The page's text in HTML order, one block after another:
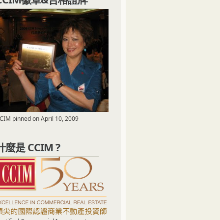
pinned on April 10, 2009
麼是 CCIM ?